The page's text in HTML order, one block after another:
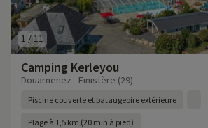
1 / 11
Camping Kerleyou
Douarnenez - Finistère (29)
Piscine couverte et pataugeoire extérieure
Plage à 1,5 km (20 min à pied)